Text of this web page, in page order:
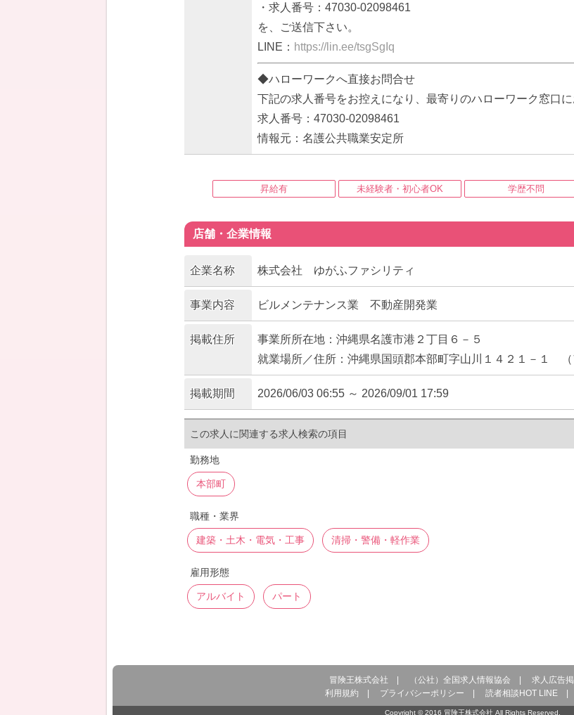
・求人番号：47030-02098461
を、ご送信下さい。
LINE： https://lin.ee/tsgSgIq
◆ハローワークへ直接お問合せ
下記の求人番号をお控えになり、最寄りのハローワーク窓口に
求人番号：47030-02098461
情報元：名護公共職業安定所
昇給有 未経験者・初心者OK 学歴不問
店舗・企業情報
企業名称 株式会社 ゆがふファシリティ
事業内容 ビルメンテナンス業 不動産開発業
掲載住所
事業所所在地：沖縄県名護市港２丁目６－５
就業場所／住所：沖縄県国頭郡本部町字山川１４２１－１
掲載期間 2026/06/03 06:55 ～ 2026/09/01 17:59
この求人に関連する求人検索の項目
勤務地
本部町
職種・業界
建築・土木・電気・工事 清掃・警備・軽作業
雇用形態
アルバイト パート
冒険王株式会社 | （公社）全国求人情報協会 | 求人広告
利用規約 | プライバシーポリシー | 読者相談HOT LINE |
Copyright © 2016 冒険王株式会社 All Rights Reserved.